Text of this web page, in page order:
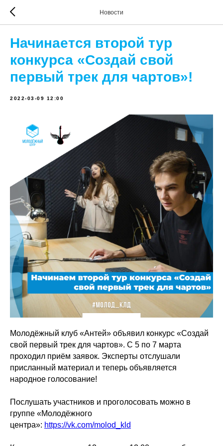
Новости
Начинается второй тур
конкурса «Создай свой
первый трек для чартов»!
2022-03-09 12:00
Молодёжный клуб «Антей» объявил конкурс «Создай
свой первый трек для чартов». С 5 по 7 марта
проходил приём заявок. Эксперты отслушали
присланный материал и теперь объявляется
народное голосование!
Послушать участников и проголосовать можно в
группе «Молодёжного
центра»: https://vk.com/molod_kld